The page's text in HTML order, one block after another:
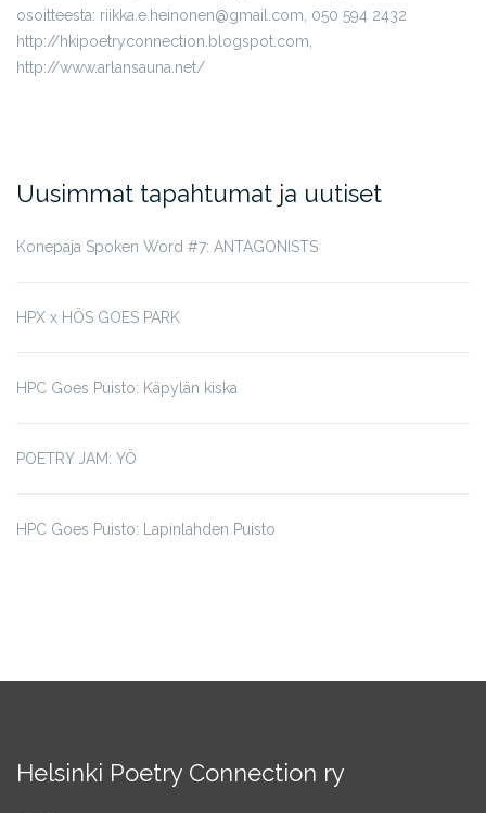
osoitteesta: riikka.e.heinonen@gmail.com, 050 594 2432
http://hkipoetryconnection.blogspot.com,
http://www.arlansauna.net/
Uusimmat tapahtumat ja uutiset
Konepaja Spoken Word #7: ANTAGONISTS
HPX x HÖS GOES PARK
HPC Goes Puisto: Käpylän kiska
POETRY JAM: YÖ
HPC Goes Puisto: Lapinlahden Puisto
Helsinki Poetry Connection ry